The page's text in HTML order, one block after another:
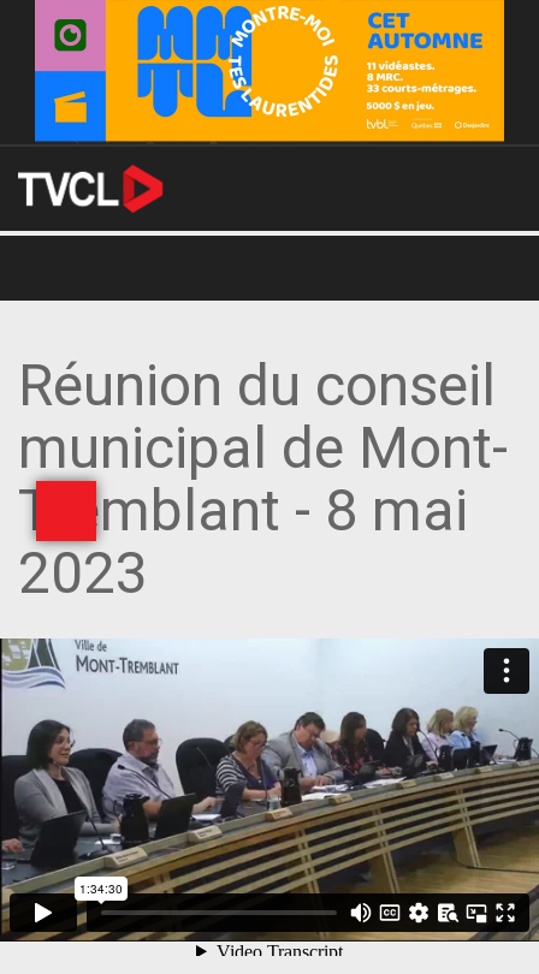
Réunion du conseil
municipal de Mont-
Tremblant - 8 mai
2023